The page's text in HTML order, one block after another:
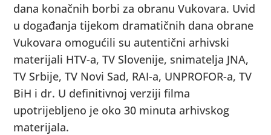
dana konačnih borbi za obranu Vukovara. Uvid
u događanja tijekom dramatičnih dana obrane
Vukovara omogućili su autentični arhivski
materijali HTV-a, TV Slovenije, snimatelja JNA,
TV Srbije, TV Novi Sad, RAI-a, UNPROFOR-a, TV
BiH i dr. U definitivnoj verziji filma
upotrijebljeno je oko 30 minuta arhivskog
materijala.